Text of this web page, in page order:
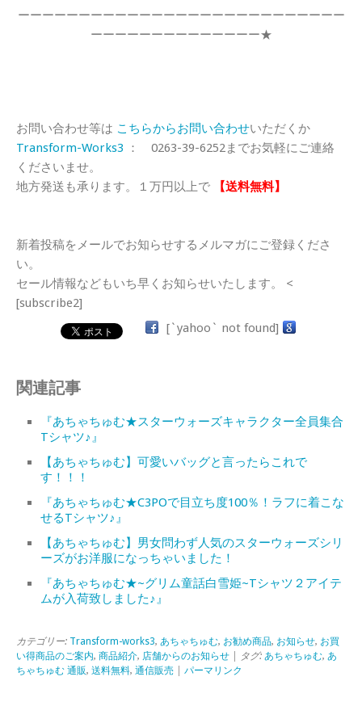
ーーーーーーーーーーーーーーーーーーーーーーーーーーー
ーーーーーーーーーーーーーー★
お問い合わせ等は こちらからお問い合わせいただくか
Transform-Works3 ： 0263-39-6252までお気軽にご連絡
くださいませ。
地方発送も承ります。１万円以上で
【送料無料】
新着投稿をメールでお知らせするメルマガにご登録くださ
い。
セール情報などもいち早くお知らせいたします。 <
[subscribe2]
[`yahoo` not found]
関連記事
『あちゃちゅむ★スターウォーズキャラクター全員集合
Tシャツ♪』
【あちゃちゅむ】可愛いバッグと言ったらこれで
す！！！
『あちゃちゅむ★C3POで目立ち度100％！ラフに着こな
せるTシャツ♪』
【あちゃちゅむ】男女問わず人気のスターウォーズシリ
ーズがお洋服になっちゃいました！
『あちゃちゅむ★~グリム童話白雪姫~Tシャツ２アイテ
ムが入荷致しました♪』
カテゴリー: Transform-works3, あちゃちゅむ, お勧め商品, お知らせ, お買
い得商品のご案内, 商品紹介, 店舗からのお知らせ | タグ: あちゃちゅむ, あ
ちゃちゅむ 通販, 送料無料, 通信販売 パーマリンク